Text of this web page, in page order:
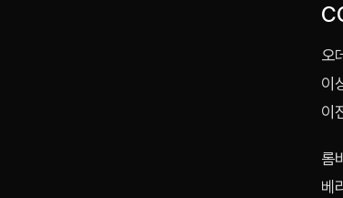
오
이
이
롬
베